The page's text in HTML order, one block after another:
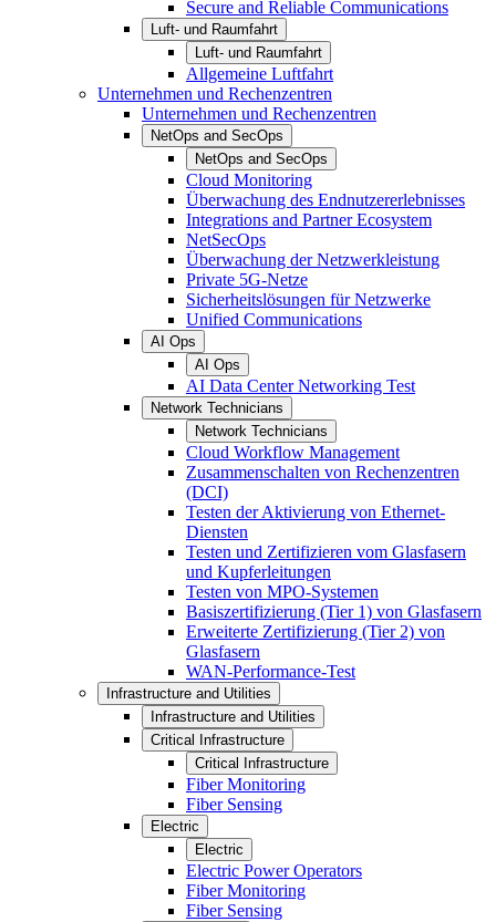
Secure and Reliable Communications
Luft- und Raumfahrt
Luft- und Raumfahrt
Allgemeine Luftfahrt
Unternehmen und Rechenzentren
Unternehmen und Rechenzentren
NetOps and SecOps
NetOps and SecOps
Cloud Monitoring
Überwachung des Endnutzererlebnisses
Integrations and Partner Ecosystem
NetSecOps
Überwachung der Netzwerkleistung
Private 5G-Netze
Sicherheitslösungen für Netzwerke
Unified Communications
AI Ops
AI Ops
AI Data Center Networking Test
Network Technicians
Network Technicians
Cloud Workflow Management
Zusammenschalten von Rechenzentren
(DCI)
Testen der Aktivierung von Ethernet-
Diensten
Testen und Zertifizieren vom Glasfasern
und Kupferleitungen
Testen von MPO-Systemen
Basiszertifizierung (Tier 1) von Glasfasern
Erweiterte Zertifizierung (Tier 2) von
Glasfasern
WAN-Performance-Test
Infrastructure and Utilities
Infrastructure and Utilities
Critical Infrastructure
Critical Infrastructure
Fiber Monitoring
Fiber Sensing
Electric
Electric
Electric Power Operators
Fiber Monitoring
Fiber Sensing